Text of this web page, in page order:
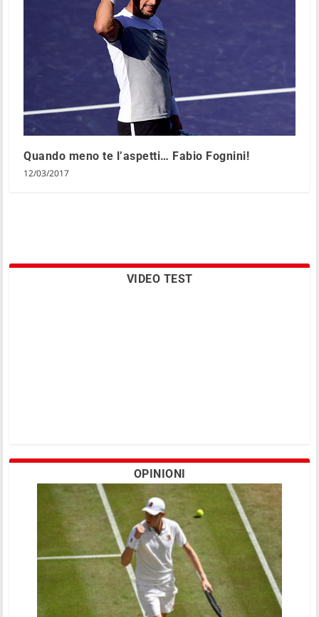
Quando meno te l’aspetti… Fabio Fognini!
12/03/2017
VIDEO TEST
OPINIONI